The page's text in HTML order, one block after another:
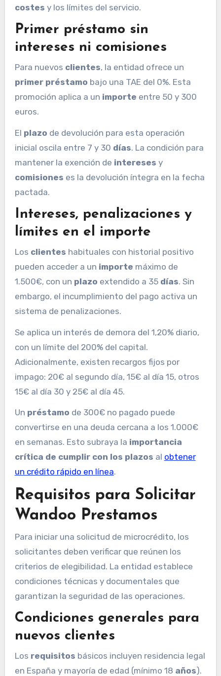
costes y los límites del servicio.
Primer préstamo sin
intereses ni comisiones
Para nuevos clientes, la entidad ofrece un
primer préstamo bajo una TAE del 0%. Esta
promoción aplica a un importe entre 50 y 300
euros.
El plazo de devolución para esta operación
inicial oscila entre 7 y 30 días. La condición para
mantener la exención de intereses y
comisiones es la devolución íntegra en la fecha
pactada.
Intereses, penalizaciones y
límites en el importe
Los clientes habituales con historial positivo
pueden acceder a un importe máximo de
1.500€, con un plazo extendido a 35 días. Sin
embargo, el incumplimiento del pago activa un
sistema de penalizaciones.
Se aplica un interés de demora del 1,20% diario,
con un límite del 200% del capital.
Adicionalmente, existen recargos fijos por
impago: 20€ al segundo día, 15€ al día 15, otros
15€ al día 30 y 25€ al día 45.
Un préstamo de 300€ no pagado puede
convertirse en una deuda cercana a los 1.000€
en semanas. Esto subraya la importancia
crítica de cumplir con los plazos al obtener
un crédito rápido en línea.
Requisitos para Solicitar
Wandoo Prestamos
Para iniciar una solicitud de microcrédito, los
solicitantes deben verificar que reúnen los
criterios de elegibilidad. La entidad establece
condiciones técnicas y documentales que
garantizan la seguridad de las operaciones.
Condiciones generales para
nuevos clientes
Los requisitos básicos incluyen residencia legal
en España y mayoría de edad (mínimo 18 años).